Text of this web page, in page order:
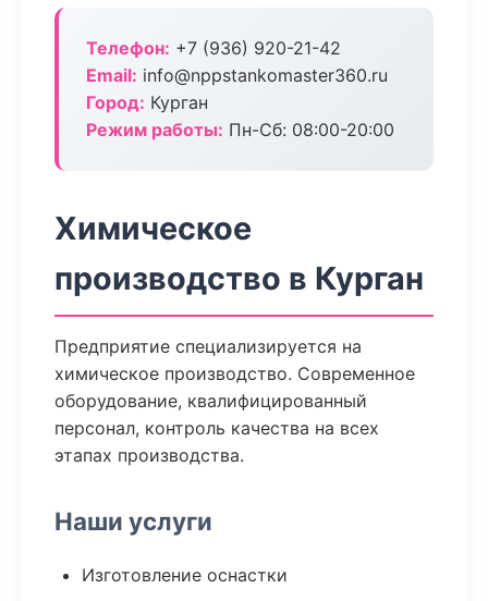
Телефон: +7 (936) 920-21-42
Email: info@nppstankomaster360.ru
Город: Курган
Режим работы: Пн-Сб: 08:00-20:00
Химическое
производство в Курган
Предприятие специализируется на
химическое производство. Современное
оборудование, квалифицированный
персонал, контроль качества на всех
этапах производства.
Наши услуги
Изготовление оснастки